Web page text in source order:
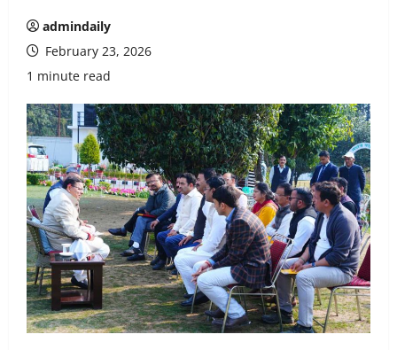
admindaily
February 23, 2026
1 minute read